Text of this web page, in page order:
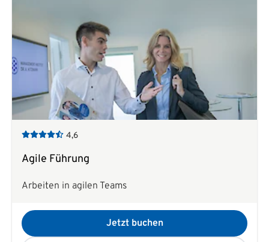
4,6
Agile Führung
Arbeiten in agilen Teams
Jetzt buchen